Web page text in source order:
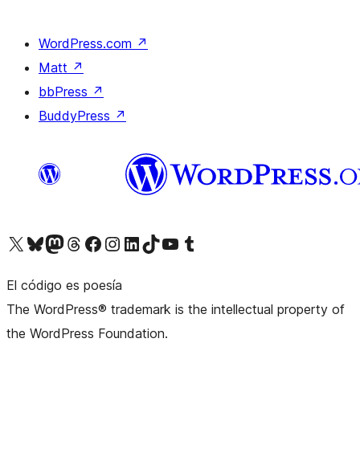
WordPress.com ↗
Matt ↗
bbPress ↗
BuddyPress ↗
Visita nuestra cuenta de X (anteriormente Twitter)
Visita nuestra cuenta de Bluesky
Visita nuestra cuenta de Mastodon
Visita nuestra cuenta de Threads
Visita nuestra página de Facebook
Visita nuestra cuenta de Instagram
Visita nuestra cuenta de LinkedIn
Visita nuestra cuenta de TikTok
Visita nuestro canal de YouTube
Visita nuestra cuenta de Tumblr
El código es poesía
The WordPress® trademark is the intellectual property of
the WordPress Foundation.